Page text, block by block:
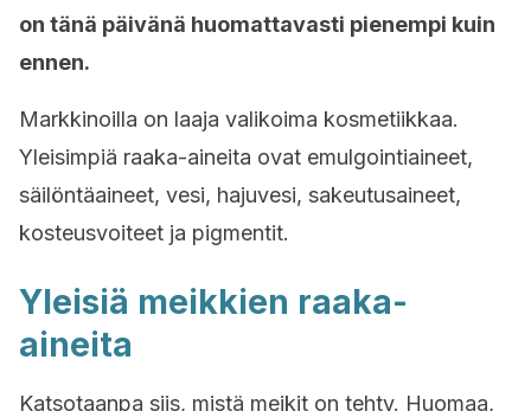
on tänä päivänä huomattavasti pienempi kuin
ennen.
Markkinoilla on laaja valikoima kosmetiikkaa.
Yleisimpiä raaka-aineita ovat emulgointiaineet,
säilöntäaineet, vesi, hajuvesi, sakeutusaineet,
kosteusvoiteet ja pigmentit.
Yleisiä meikkien raaka-
aineita
Katsotaanpa siis, mistä meikit on tehty. Huomaa,